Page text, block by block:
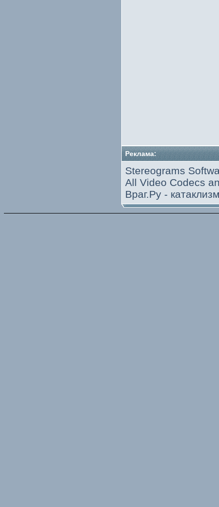
Реклама:
Stereograms
All Video Codecs
Враг.Ру -